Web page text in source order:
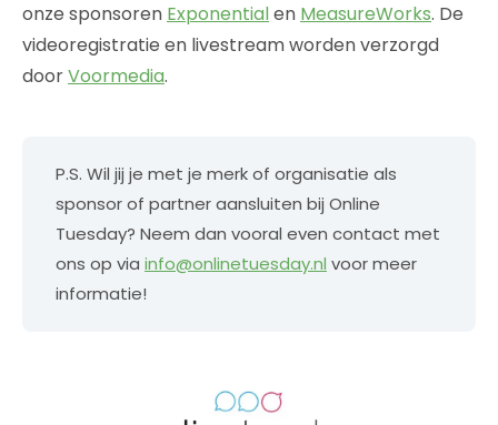
onze sponsoren Exponentialen MeasureWorks. De
videoregistratie en livestream worden verzorgd
doorVoormedia.
P.S. Wil jij je met je merk of organisatie als
sponsor of partner aansluiten bij Online
Tuesday? Neem dan vooral even contact met
ons op via info@onlinetuesday.nl voor meer
informatie!